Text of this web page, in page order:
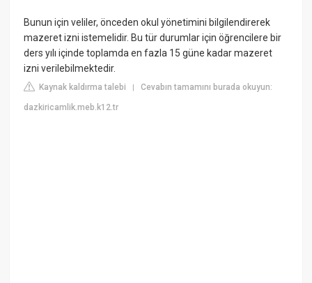
Bunun için veliler, önceden okul yönetimini bilgilendirerek
mazeret izni istemelidir. Bu tür durumlar için öğrencilere bir
ders yılı içinde toplamda en fazla 15 güne kadar mazeret
izni verilebilmektedir.
Kaynak kaldırma talebi |Cevabın tamamını burada okuyun:
dazkiricamlik.meb.k12.tr